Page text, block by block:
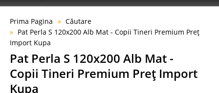
Prima Pagina
Căutare
Pat Perla S 120x200 Alb Mat - Copii Tineri Premium Preț
Import Kupa
Pat Perla S 120x200 Alb Mat -
Copii Tineri Premium Preț Import
Kupa